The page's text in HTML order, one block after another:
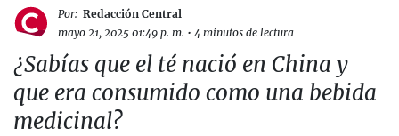
Por: Redacción Central
mayo 21, 2025 01:49 p. m. • 4 minutos de lectura
¿Sabías que el té nació en China y
que era consumido como una bebida
medicinal?